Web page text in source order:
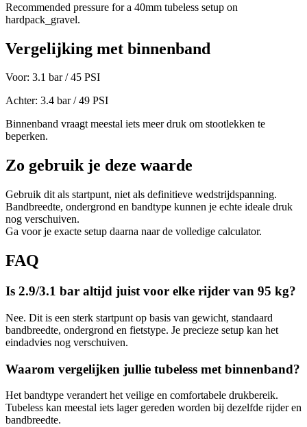
Recommended pressure for a 40mm tubeless setup on
hardpack_gravel.
Vergelijking met binnenband
Voor: 3.1 bar /45 PSI
Achter: 3.4 bar /49 PSI
Binnenband vraagt meestal iets meer druk om stootlekken te
beperken.
Zo gebruik je deze waarde
Gebruik dit als startpunt, niet als definitieve wedstrijdspanning.
Bandbreedte, ondergrond en bandtype kunnen je echte ideale druk
nog verschuiven.
Ga voor je exacte setup daarna naar de volledige calculator.
FAQ
Is 2.9/3.1 bar altijd juist voor elke rijder van 95 kg?
Nee. Dit is een sterk startpunt op basis van gewicht, standaard
bandbreedte, ondergrond en fietstype. Je precieze setup kan het
eindadvies nog verschuiven.
Waarom vergelijken jullie tubeless met binnenband?
Het bandtype verandert het veilige en comfortabele drukbereik.
Tubeless kan meestal iets lager gereden worden bij dezelfde rijder en
bandbreedte.